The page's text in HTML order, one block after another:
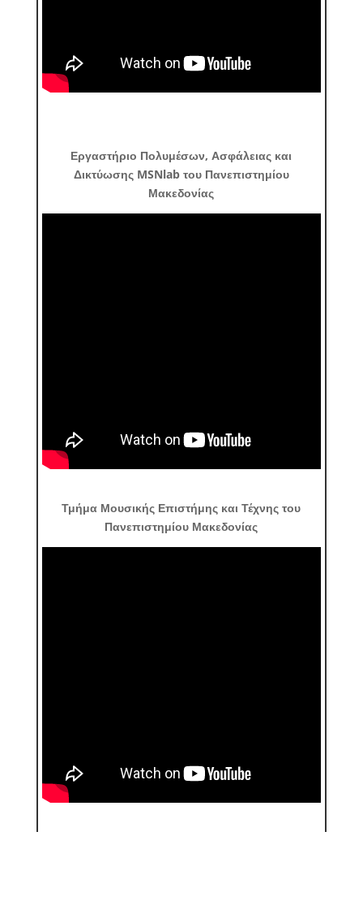
Εργαστήριο Πολυμέσων, Ασφάλειας και
Δικτύωσης MSNlab του Πανεπιστημίου
Μακεδονίας
Τμήμα Μουσικής Επιστήμης και Τέχνης του
Πανεπιστημίου Μακεδονίας